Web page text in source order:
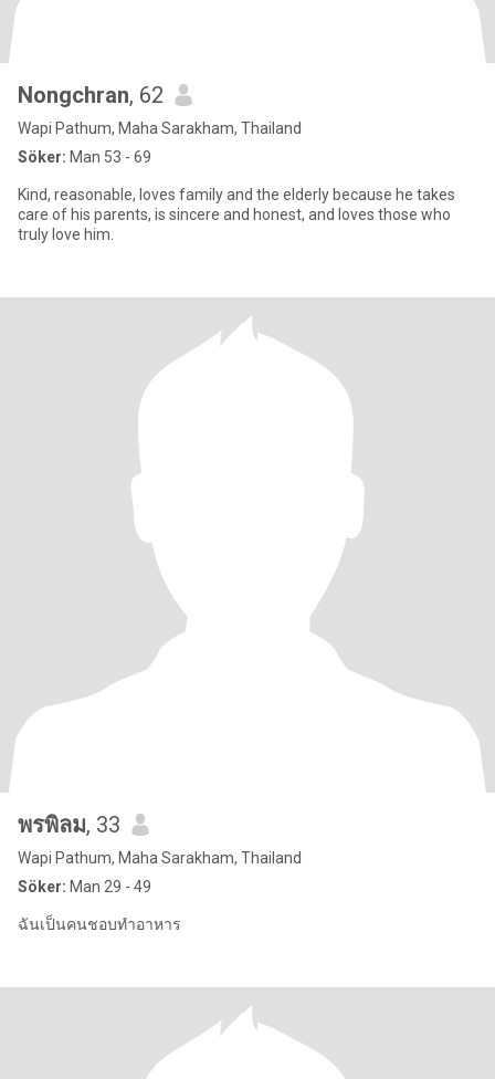
Nongchran, 62
Wapi Pathum, Maha Sarakham, Thailand
Söker: Man 53 - 69
Kind, reasonable, loves family and the elderly because he takes
care of his parents, is sincere and honest, and loves those who
truly love him.
พรพิลม, 33
Wapi Pathum, Maha Sarakham, Thailand
Söker: Man 29 - 49
ฉันเป็นคนชอบทำอาหาร